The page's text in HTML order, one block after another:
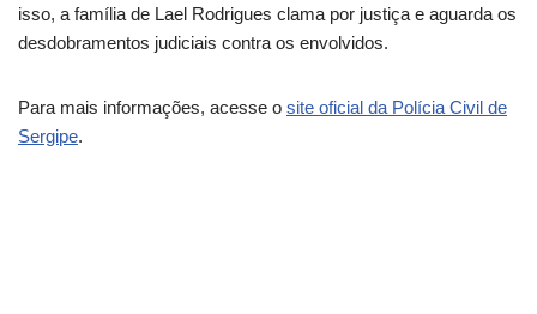
isso, a família de Lael Rodrigues clama por justiça e aguarda os
desdobramentos judiciais contra os envolvidos.
Para mais informações, acesse o site oficial da Polícia Civil de
Sergipe.